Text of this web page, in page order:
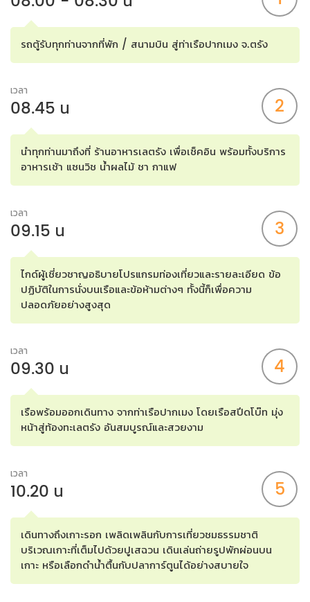
รถตู้รับทุกท่านจากที่พัก / สนามบิน สู่ท่าเรือปากเมง จ.ตรัง
เวลา
08.45 น 2
นำทุกท่านมาถึงที่ ร้านอาหารเลตรัง เพื่อเช็คอิน พร้อมทั้งบริการ
อาหารเช้า แซนวิช น้ำผลไม้ ชา กาแฟ
เวลา
09.15 น 3
ไกด์ผู้เชี่ยวชาญอธิบายโปรแกรมท่องเที่ยวและรายละเอียด ข้อ
ปฏิบัติในการนั่งบนเรือและข้อห้ามต่างๆ ทั้งนี้ก็เพื่อความ
ปลอดภัยอย่างสูงสุด
เวลา
09.30 น 4
เรือพร้อมออกเดินทาง จากท่าเรือปากเมง โดยเรือสปีดโบ๊ท มุ่ง
หน้าสู่ท้องทะเลตรัง อันสมบูรณ์และสวยงาม
เวลา
10.20 น 5
เดินทางถึงเกาะรอก เพลิดเพลินกับการเที่ยวชมธรรมชาติ
บริเวณเกาะที่เต็มไปด้วยปูเสฉวน เดินเล่นถ่ายรูปพักผ่อนบน
เกาะ หรือเลือกดำน้ำตื้นกับปลาการ์ตูนได้อย่างสบายใจ